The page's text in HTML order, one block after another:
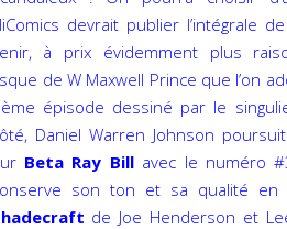
devrait publier l’intégrale
à prix évidemment plus
de W Maxwell Prince que l’on
épisode dessiné par le
Daniel Warren Johnson
Beta Ray Billavec le numéro
son ton et sa qualité en
de Joe Henderson et